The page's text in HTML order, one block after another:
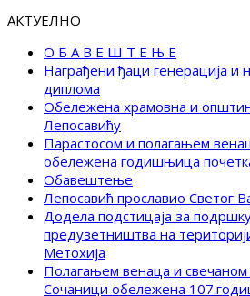
АКТУЕЛНО
О Б А В Е Ш Т Е Њ Е
Награђени ђаци генерација и
диплома
Обележена храмовна и
Лепосавићу
Парастосом и полагањем
обележена годишњица
Обавештење
Лепосавић прославио Светог
Додела подстицаја за
предузетништва на
Метохија
Полагањем венаца и свечаном
Сочаници обележена